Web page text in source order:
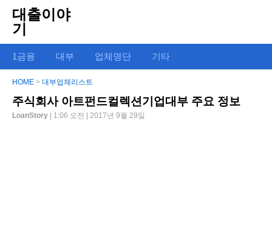
대출이야
기
1금융 대부 업체명단 기타
HOME > 대부업체리스트
주식회사 아트펀드컬렉션기업대부 주요 정보
LoanStory | 1:06 오전 | 2017년 9월 29일